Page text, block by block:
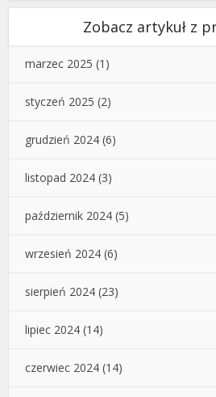
Zobacz artykuł z
marzec 2025 (1)
styczeń 2025 (2)
grudzień 2024 (6)
listopad 2024 (3)
październik 2024 (5)
wrzesień 2024 (6)
sierpień 2024 (23)
lipiec 2024 (14)
czerwiec 2024 (14)